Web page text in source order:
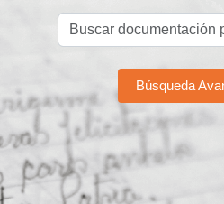
Búsqueda